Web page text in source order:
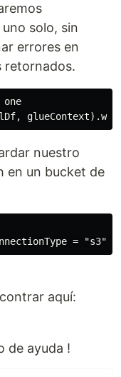
solo, sin
errores en
retornados.
nuestro
en un bucket de
aquí:
de ayuda !